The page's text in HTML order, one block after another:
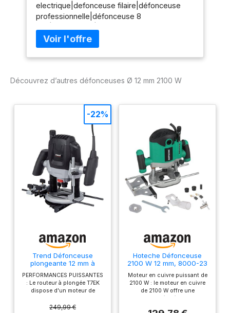
electrique|defonceuse filaire|défonceuse
professionnelle|défonceuse 8
2300W|défonceuse 12
mm|RP2300FCXJ|RP2300|RP2302|RP23002F
CXJ
Découvrez d’autres défonceuses Ø 12 mm 2100 W
Trend Défonceuse
plongeante 12 mm à
230V EU, profondeur de
plongée 50 mm,
défonceuse pour usages
PERFORMANCES PUISSANTES
: Le routeur à plongée T7EK
dispose d'un moteur de
rapport puissance-poids, ce
249,99 €
-22%
Hoteche Défonceuse
2100 W 12 mm, 8000-23
de travail 55 mm, plaque
de base en aluminium,
accessoires inclus
Moteur en cuivre puissant de
2100 W : le moteur en cuivre
de 2100 W offre une